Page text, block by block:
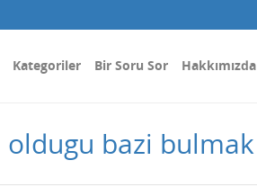
Kategoriler Bir Soru Sor Hakkımızda
oldugu bazi bulmak